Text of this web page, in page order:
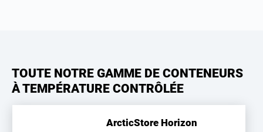
TOUTE NOTRE GAMME DE CONTENEURS
À TEMPÉRATURE CONTRÔLÉE
ArcticStore Horizon